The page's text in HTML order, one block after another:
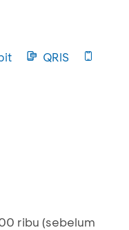
QRIS
ribu (sebelum